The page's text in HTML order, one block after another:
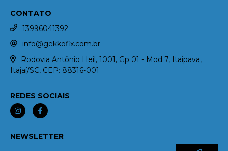
CONTATO
13996041392
info@gekkofix.com.br
Rodovia Antônio Heil, 1001, Gp 01 - Mod 7, Itaipava,
Itajaí/SC, CEP: 88316-001
REDES SOCIAIS
NEWSLETTER